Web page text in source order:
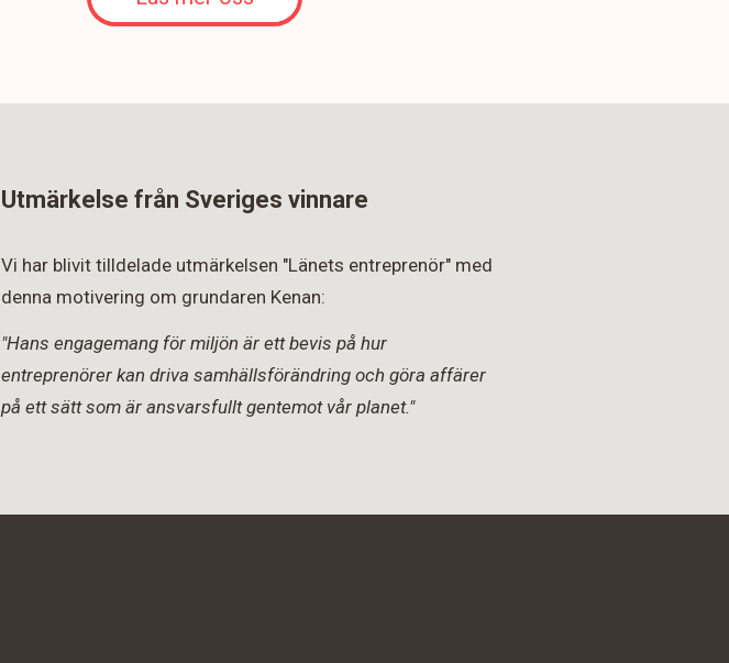
Utmärkelse från Sveriges vinnare
Vi har blivit tilldelade utmärkelsen "Länets entreprenör" med
denna motivering om grundaren Kenan:
"Hans engagemang för miljön är ett bevis på hur
entreprenörer kan driva samhällsförändring och göra affärer
på ett sätt som är ansvarsfullt gentemot vår planet."